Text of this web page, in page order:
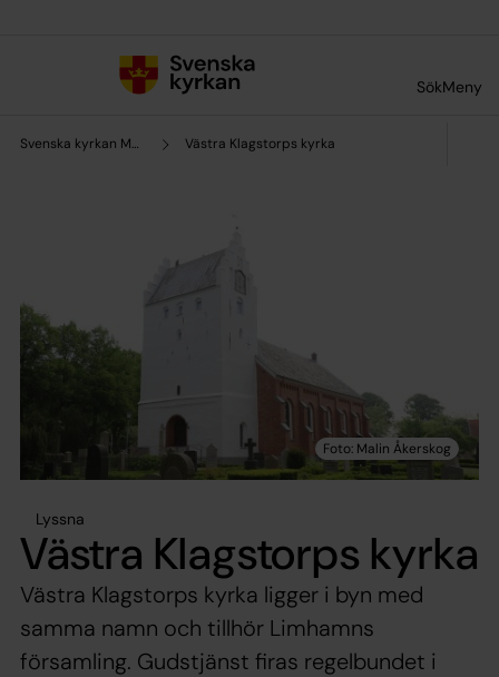
SökMeny
Svenska kyrkan Malmö Västra Klagstorps kyrka
Lyssna
Västra Klagstorps kyrka
Västra Klagstorps kyrka ligger i byn med
samma namn och tillhör Limhamns
församling. Gudstjänst firas regelbundet i